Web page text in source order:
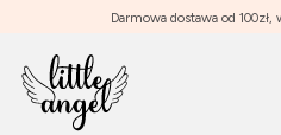
Darmowa dostawa od